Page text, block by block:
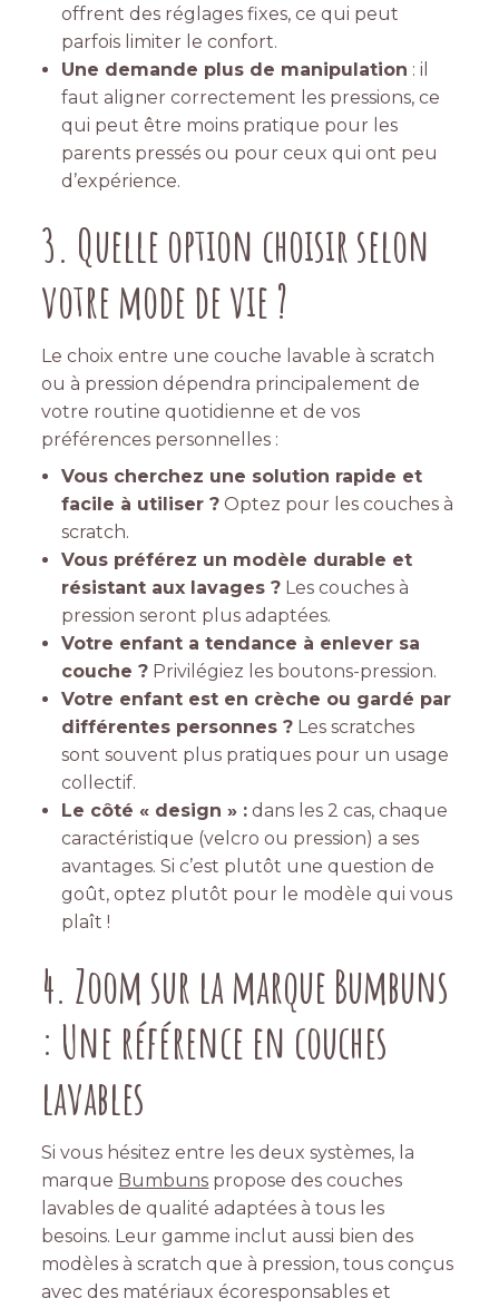
offrent des réglages fixes, ce qui peut
parfois limiter le confort.
Une demande plus de manipulation : il
faut aligner correctement les pressions, ce
qui peut être moins pratique pour les
parents pressés ou pour ceux qui ont peu
d’expérience.
3. Quelle option choisir selon
votre mode de vie ?
Le choix entre une couche lavable à scratch
ou à pression dépendra principalement de
votre routine quotidienne et de vos
préférences personnelles :
Vous cherchez une solution rapide et
facile à utiliser ? Optez pour les couches à
scratch.
Vous préférez un modèle durable et
résistant aux lavages ? Les couches à
pression seront plus adaptées.
Votre enfant a tendance à enlever sa
couche ? Privilégiez les boutons-pression.
Votre enfant est en crèche ou gardé par
différentes personnes ? Les scratches
sont souvent plus pratiques pour un usage
collectif.
Le côté « design » : dans les 2 cas, chaque
caractéristique (velcro ou pression) a ses
avantages. Si c’est plutôt une question de
goût, optez plutôt pour le modèle qui vous
plaît !
4. Zoom sur la marque Bumbuns
: Une référence en couches
lavables
Si vous hésitez entre les deux systèmes, la
marque Bumbuns propose des couches
lavables de qualité adaptées à tous les
besoins. Leur gamme inclut aussi bien des
modèles à scratch que à pression, tous conçus
avec des matériaux écoresponsables et